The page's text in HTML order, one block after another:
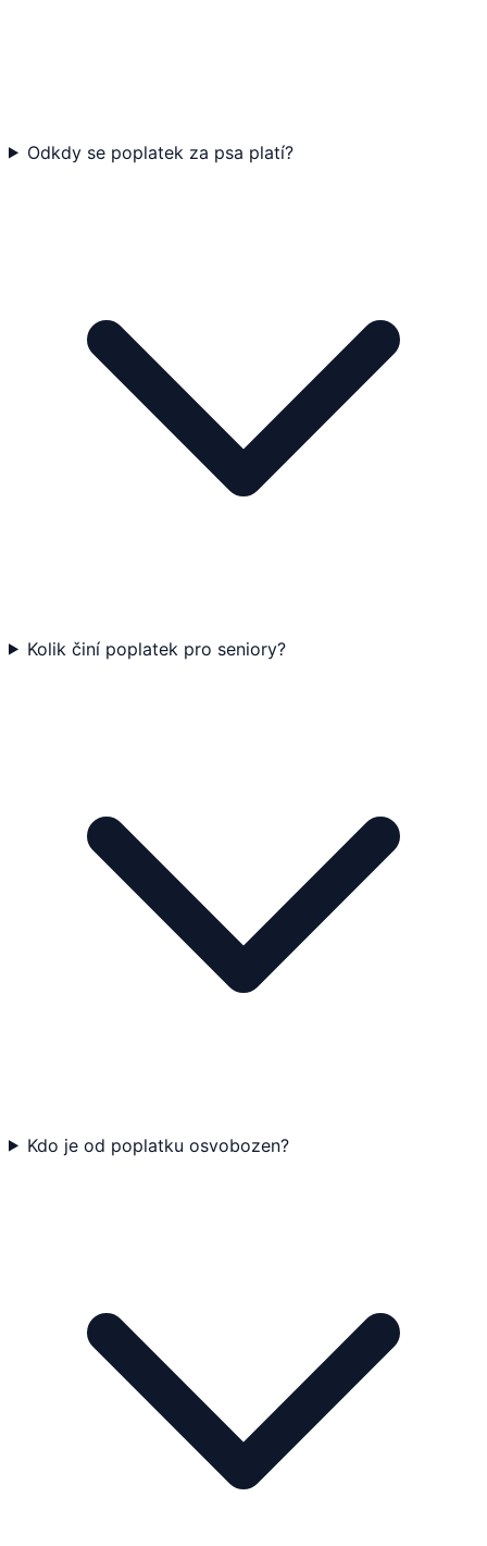
Odkdy se poplatek za psa platí?
Kolik činí poplatek pro seniory?
Kdo je od poplatku osvobozen?